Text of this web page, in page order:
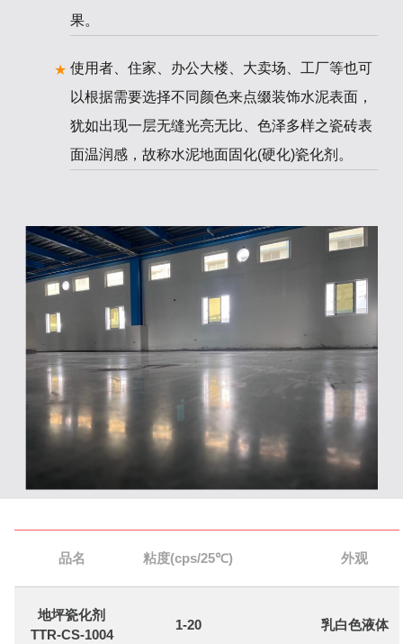
果。
使用者、住家、办公大楼、大卖场、工厂等也可
以根据需要选择不同颜色来点缀装饰水泥表面，
犹如出现一层无缝光亮无比、色泽多样之瓷砖表
面温润感，故称水泥地面固化(硬化)瓷化剂。
品名 粘度(cps/25℃) 外观
地坪瓷化剂
TTR-CS-1004
1-20 乳白色液体